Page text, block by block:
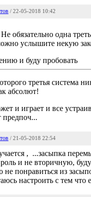
/ 22-05-2018 10:42
обязательно одна
услышите некую
и буду пробовать
третья система
абсолют!
и играет и все
предпоч...
/ 21-05-2018 22:54
, ...засыпка
и не вторичную,
не понравиться из
настроить с тем что